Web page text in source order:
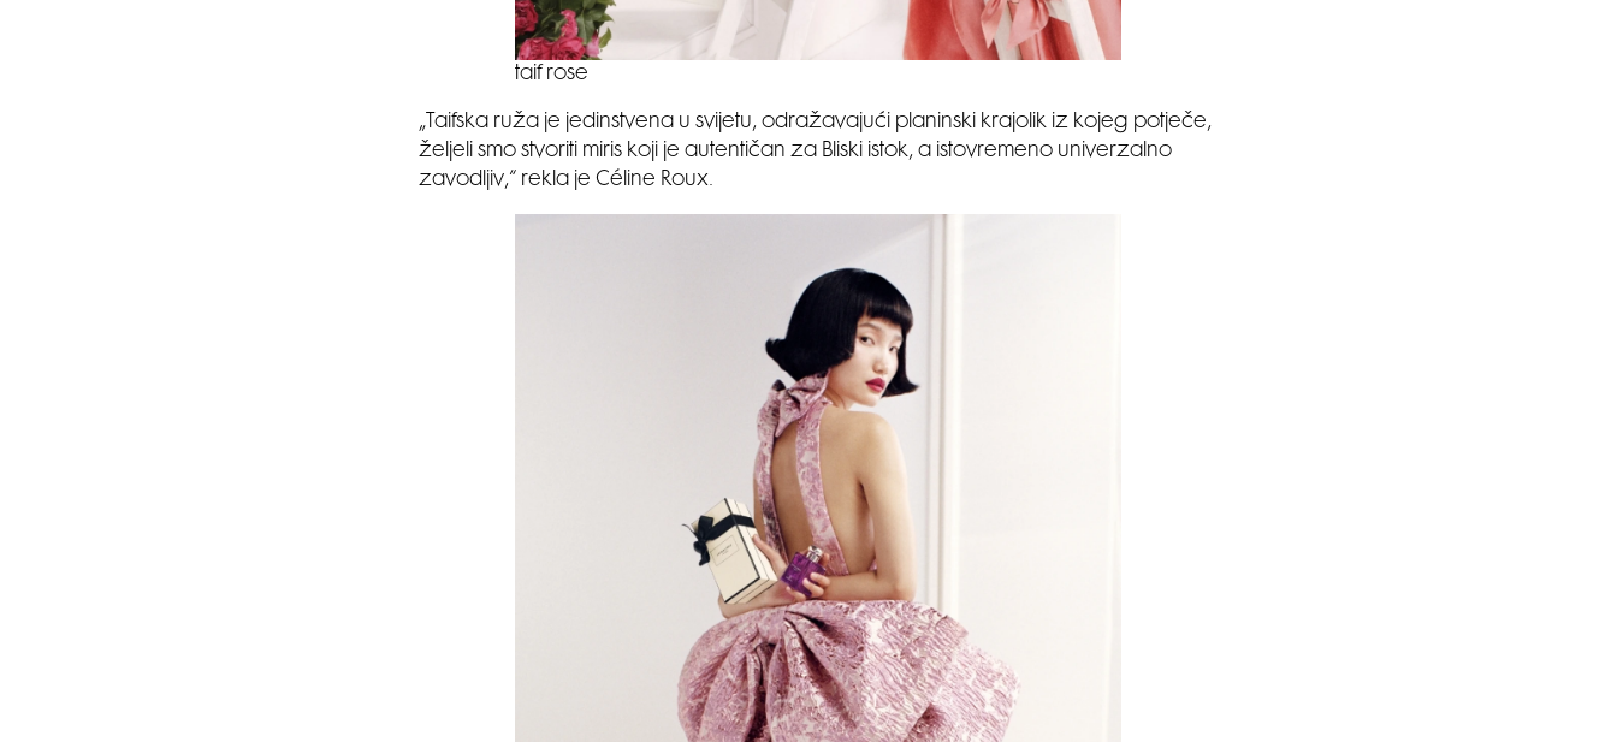
taif rose
„Taifska ruža je jedinstvena u svijetu, odražavajući planinski krajolik iz kojeg potječe,
željeli smo stvoriti miris koji je autentičan za Bliski istok, a istovremeno univerzalno
zavodljiv,“ rekla je Céline Roux.